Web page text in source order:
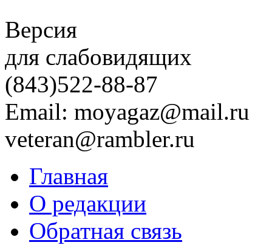
Версия
для слабовидящих
(843)522-88-87
Email: moyagaz@mail.ru
veteran@rambler.ru
Главная
О редакции
Обратная связь